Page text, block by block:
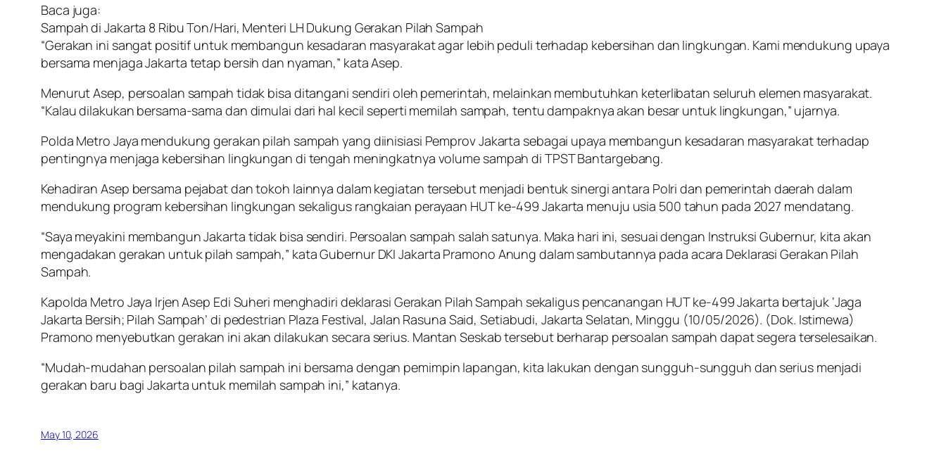
Baca juga:
Sampah di Jakarta 8 Ribu Ton/Hari, Menteri LH Dukung Gerakan Pilah Sampah
“Gerakan ini sangat positif untuk membangun kesadaran masyarakat agar lebih peduli terhadap kebersihan dan lingkungan. Kami mendukung upaya
bersama menjaga Jakarta tetap bersih dan nyaman,” kata Asep.
Menurut Asep, persoalan sampah tidak bisa ditangani sendiri oleh pemerintah, melainkan membutuhkan keterlibatan seluruh elemen masyarakat.
“Kalau dilakukan bersama-sama dan dimulai dari hal kecil seperti memilah sampah, tentu dampaknya akan besar untuk lingkungan,” ujarnya.
Polda Metro Jaya mendukung gerakan pilah sampah yang diinisiasi Pemprov Jakarta sebagai upaya membangun kesadaran masyarakat terhadap
pentingnya menjaga kebersihan lingkungan di tengah meningkatnya volume sampah di TPST Bantargebang.
Kehadiran Asep bersama pejabat dan tokoh lainnya dalam kegiatan tersebut menjadi bentuk sinergi antara Polri dan pemerintah daerah dalam
mendukung program kebersihan lingkungan sekaligus rangkaian perayaan HUT ke-499 Jakarta menuju usia 500 tahun pada 2027 mendatang.
“Saya meyakini membangun Jakarta tidak bisa sendiri. Persoalan sampah salah satunya. Maka hari ini, sesuai dengan Instruksi Gubernur, kita akan
mengadakan gerakan untuk pilah sampah,” kata Gubernur DKI Jakarta Pramono Anung dalam sambutannya pada acara Deklarasi Gerakan Pilah
Sampah.
Kapolda Metro Jaya Irjen Asep Edi Suheri menghadiri deklarasi Gerakan Pilah Sampah sekaligus pencanangan HUT ke-499 Jakarta bertajuk ‘Jaga
Jakarta Bersih; Pilah Sampah’ di pedestrian Plaza Festival, Jalan Rasuna Said, Setiabudi, Jakarta Selatan, Minggu (10/05/2026). (Dok. Istimewa)
Pramono menyebutkan gerakan ini akan dilakukan secara serius. Mantan Seskab tersebut berharap persoalan sampah dapat segera terselesaikan.
“Mudah-mudahan persoalan pilah sampah ini bersama dengan pemimpin lapangan, kita lakukan dengan sungguh-sungguh dan serius menjadi
gerakan baru bagi Jakarta untuk memilah sampah ini,” katanya.
May 10, 2026